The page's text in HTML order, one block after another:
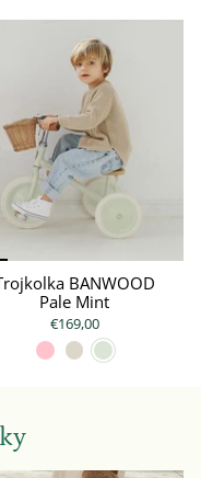
BANWOOD
Pale Mint
€169,00